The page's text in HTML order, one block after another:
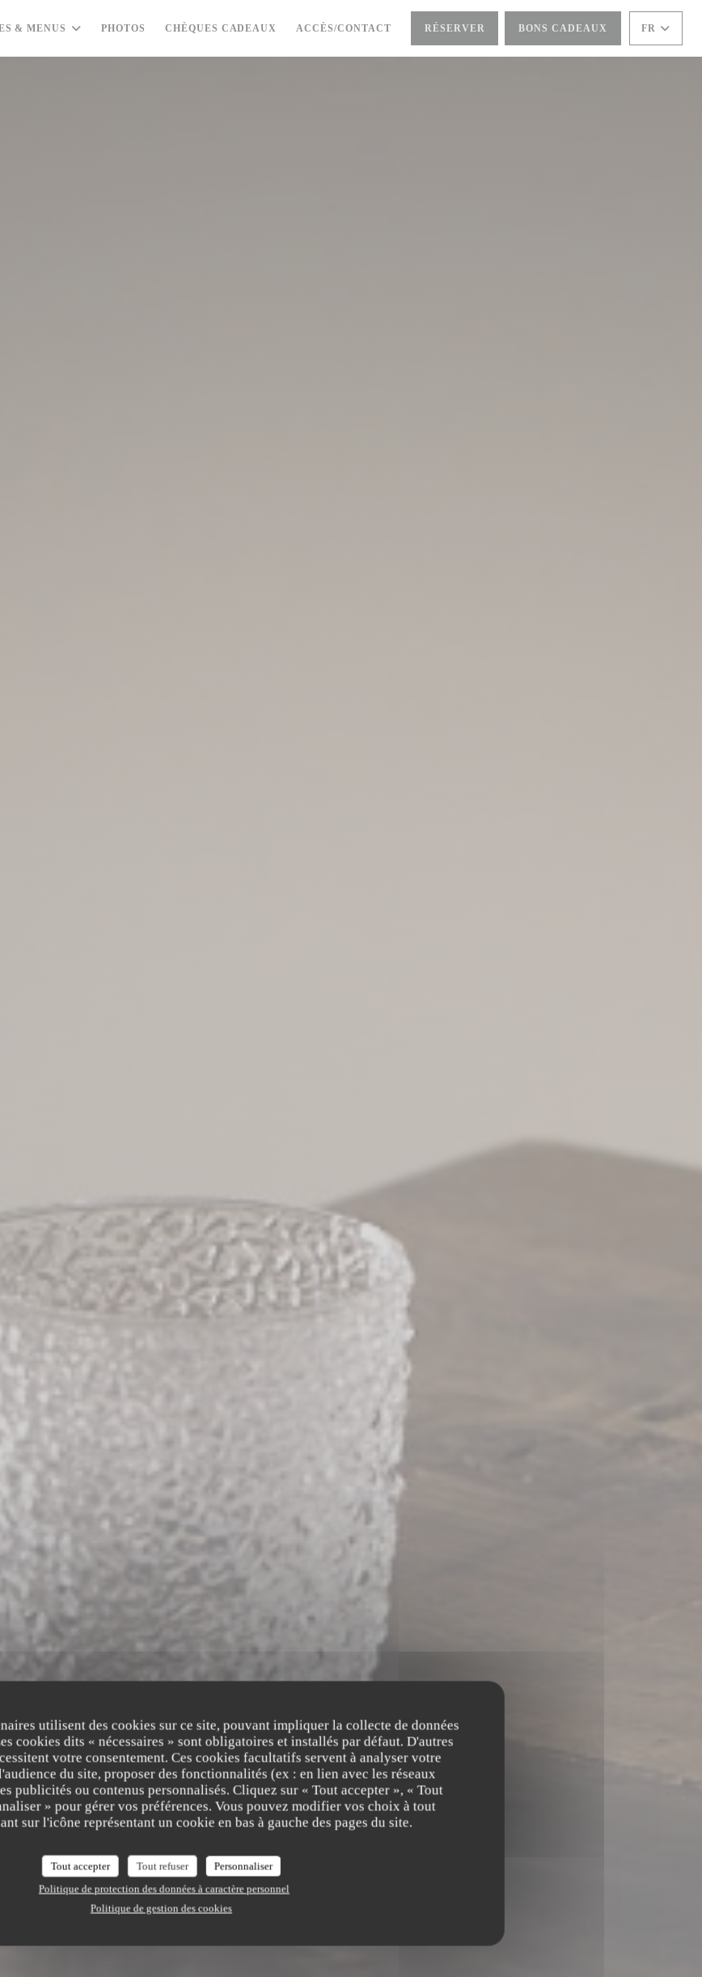
utilisent des cookies sur ce site, pouvant impliquer la collecte de données
cookies dits « nécessaires » sont obligatoires et installés par défaut. D'autres
votre consentement. Ces cookies facultatifs servent à analyser votre
du site, proposer des fonctionnalités (ex : en lien avec les réseaux
publicités ou contenus personnalisés. Cliquez sur « Tout accepter », « Tout
» pour gérer vos préférences. Vous pouvez modifier vos choix à tout
sur l'icône représentant un cookie en bas à gauche des pages du site.
Tout accepter Tout refuser
Personnaliser
Politique de protection des données à caractère personnel
Politique de gestion des cookies
& MENUS PHOTOS CHÈQUES CADEAUX ((OUVRE UNE NOUVELLE FENÊTRE))
ACCÈS/CONTACT RÉSERVER BONS CADEAUX FR
RESTAURANT GASTRONOMIQUE
• TEMSE
Wilford T
RÉSERVER
WILFORD T